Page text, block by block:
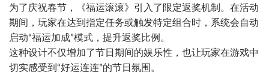
为了庆祝春节，《福运滚滚》引入了限定返奖机制。在活动
期间，玩家在达到指定任务或触发特定组合时，系统会自动
启动“福运加成”模式，提升返奖比例。
这种设计不仅增加了节日期间的娱乐性，也让玩家在游戏中
切实感受到“好运连连”的节日氛围。